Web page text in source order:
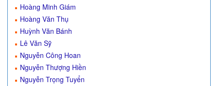
Hoàng Minh Giám
Hoàng Văn Thụ
Huỳnh Văn Bánh
Lê Văn Sỹ
Nguyễn Công Hoan
Nguyễn Thượng Hiền
Nguyễn Trọng Tuyển